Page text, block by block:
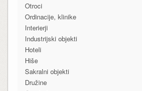
Otroci
Ordinacije, klinike
Interierji
Industrijski objekti
Hoteli
Hiše
Sakralni objekti
Družine